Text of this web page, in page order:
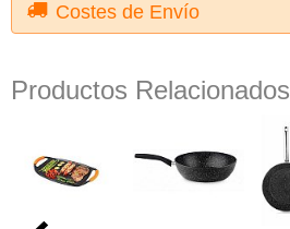
Costes de Envío
Productos Relacionados